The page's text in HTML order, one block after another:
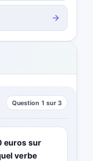
Question 1 sur 3
euros sur
verbe